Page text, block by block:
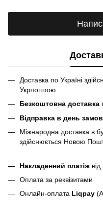
Доставка по Україні
Укрпоштою.
Безкоштовна доставка
Відправка в день
Міжнародна доставка в
здійснюється Новою
Накладенний платіж
Оплата за реквізитами
Онлайн-оплата Liqpay